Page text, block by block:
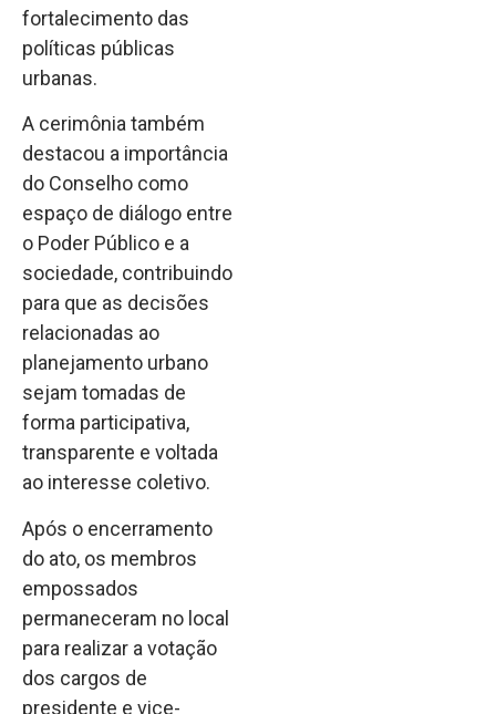
fortalecimento das
políticas públicas
urbanas.
A cerimônia também
destacou a importância
do Conselho como
espaço de diálogo entre
o Poder Público e a
sociedade, contribuindo
para que as decisões
relacionadas ao
planejamento urbano
sejam tomadas de
forma participativa,
transparente e voltada
ao interesse coletivo.
Após o encerramento
do ato, os membros
empossados
permaneceram no local
para realizar a votação
dos cargos de
presidente e vice-